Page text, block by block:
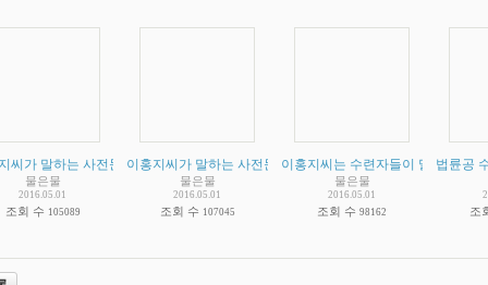
씨가 말하는 사전문화 증거 비판 - 20억년전 사전문화의 증거라고 주장하는 가봉
물은물
2016.05.01
조회 수 105089
이홍지씨가 말하는 사전문화 증거 비판 - 양복같은 옷 입은 사
물은물
2016.05.01
조회 수 107045
이홍지씨는 수련자들이 말하는 데
물은물
2016.05.01
조회 수 98162
법륜공
조